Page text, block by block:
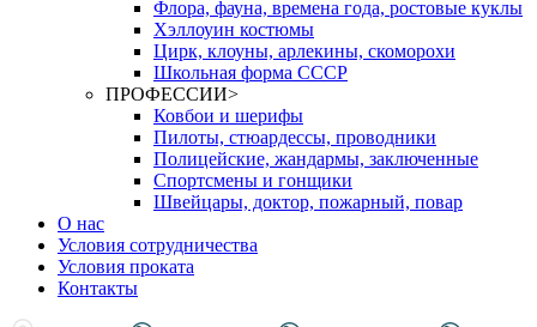
Флора, фауна, времена года, ростовые куклы
Хэллоуин костюмы
Цирк, клоуны, арлекины, скоморохи
Школьная форма СССР
ПРОФЕССИИ>
Ковбои и шерифы
Пилоты, стюардессы, проводники
Полицейские, жандармы, заключенные
Спортсмены и гонщики
Швейцары, доктор, пожарный, повар
О нас
Условия сотрудничества
Условия проката
Контакты